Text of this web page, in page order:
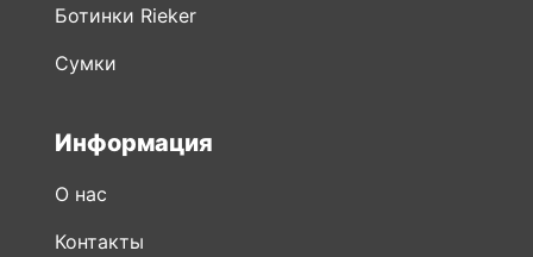
Ботинки Rieker
Сумки
Информация
О нас
Контакты